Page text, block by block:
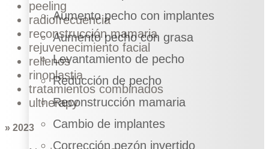
Aumento pecho con implantes
Aumento pecho con grasa
Levantamiento de pecho
Reducción de pecho
Reconstrucción mamaria
Cambio de implantes
Corrección pezón invertido
peeling
radiofrecuencia
reconstrucción mamaria
rejuvenecimiento facial
rellenos
rinoplastia
tratamientos combinados
ultherapy
» 2023